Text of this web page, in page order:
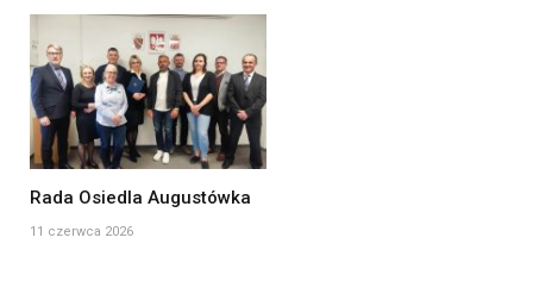
Rada Osiedla Augustówka
11 czerwca 2026